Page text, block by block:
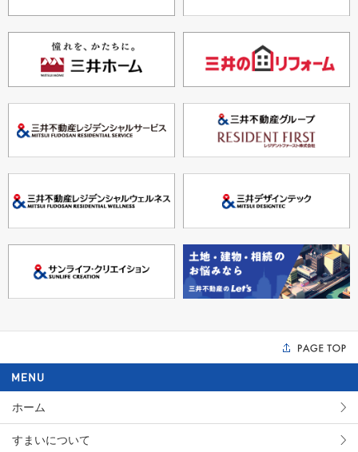
ホーム
すまいについて